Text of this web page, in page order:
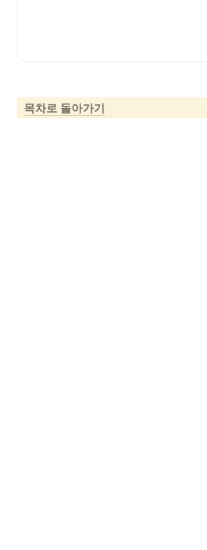
목차로 돌아가기